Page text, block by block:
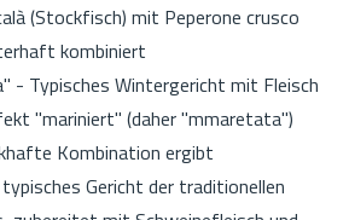
(Stockfisch) mit Peperone crusco
kombiniert
- Typisches Wintergericht mit Fleisch
"mariniert" (daher "mmaretata")
Kombination ergibt
Gericht der traditionellen